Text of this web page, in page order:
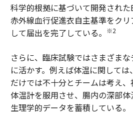
科学的根拠に基づいて開発され
赤外線血行促進衣自主基準をク
して届出を完了している。
※2
さらに、臨床試験ではさまざま
に活かす。例えば体温に関して
だけでは不十分とチームは考え
体温計を服用させ、腸内の深部
生理学的データを蓄積している。